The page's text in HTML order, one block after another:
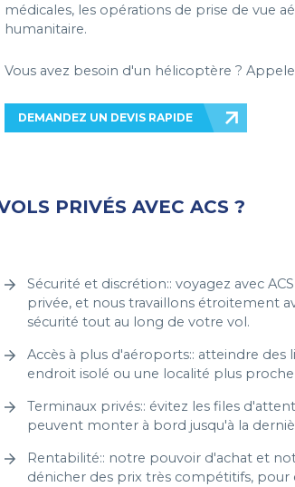
médicales, les opérations de prise de vue
humanitaire.
Vous avez besoin d'un hélicoptère ?
DEMANDEZ UN DEVIS RAPIDE
PRIVÉS AVEC ACS ?
Sécurité et discrétion:: voyagez avec
privée, et nous travaillons étroitement
sécurité tout au long de votre vol.
Accès à plus d'aéroports:: atteindre des
endroit isolé ou une localité plus
Terminaux privés:: évitez les files
peuvent monter à bord jusqu'à la
Rentabilité:: notre pouvoir d'achat et
dénicher des prix très compétitifs, pour